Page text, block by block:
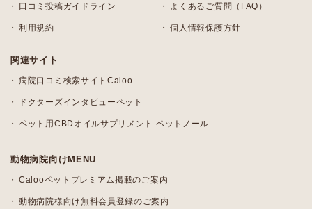
口コミ投稿ガイドライン よくあるご質問（FAQ）
利用規約 個人情報保護方針
関連サイト
病院口コミ検索サイトCaloo
ドクターズインタビューペット
ペット用CBDオイルサプリメント ペットノール
動物病院向けMENU
Calooペットプレミアム掲載のご案内
動物病院様向け無料会員登録のご案内